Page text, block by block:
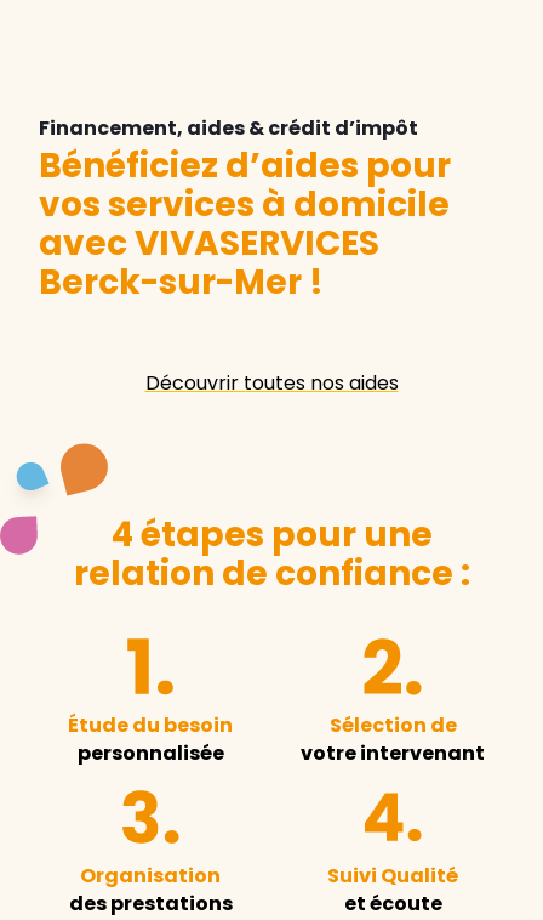
Financement, aides & crédit d’impôt
Bénéficiez d’aides pour
vos services à domicile
avec VIVASERVICES
Berck-sur-Mer !
Découvrir toutes nos aides
4 étapes pour une
relation de confiance :
Étude du besoin
personnalisée
Sélection de
votre intervenant
Organisation
des prestations
Suivi Qualité
et écoute